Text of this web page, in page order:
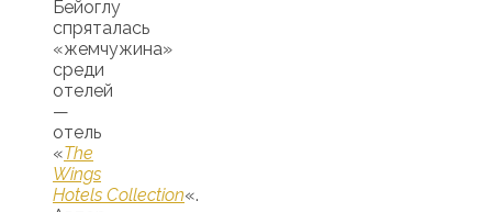
Бейоглу
спряталась
«жемчужина»
среди
отелей
—
отель
«The
Wings
Hotels Collection«.